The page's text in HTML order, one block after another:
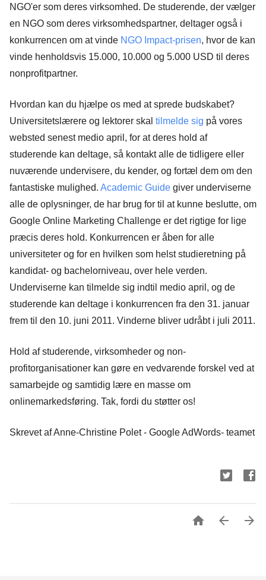
NGO'er som deres virksomhed. De studerende, der vælger
en NGO som deres virksomhedspartner, deltager også i
konkurrencen om at vinde NGO Impact-prisen, hvor de kan
vinde henholdsvis 15.000, 10.000 og 5.000 USD til deres
nonprofitpartner.
Hvordan kan du hjælpe os med at sprede budskabet?
Universitetslærere og lektorer skal tilmelde sig på vores
websted senest medio april, for at deres hold af
studerende kan deltage, så kontakt alle de tidligere eller
nuværende undervisere, du kender, og fortæl dem om den
fantastiske mulighed. Academic Guide giver underviserne
alle de oplysninger, de har brug for til at kunne beslutte, om
Google Online Marketing Challenge er det rigtige for lige
præcis deres hold. Konkurrencen er åben for alle
universiteter og for en hvilken som helst studieretning på
kandidat- og bachelorniveau, over hele verden.
Underviserne kan tilmelde sig indtil medio april, og de
studerende kan deltage i konkurrencen fra den 31. januar
frem til den 10. juni 2011. Vinderne bliver udråbt i juli 2011.
Hold af studerende, virksomheder og non-
profitorganisationer kan gøre en vedvarende forskel ved at
samarbejde og samtidig lære en masse om
onlinemarkedsføring. Tak, fordi du støtter os!
Skrevet af Anne-Christine Polet - Google AdWords- teamet
  